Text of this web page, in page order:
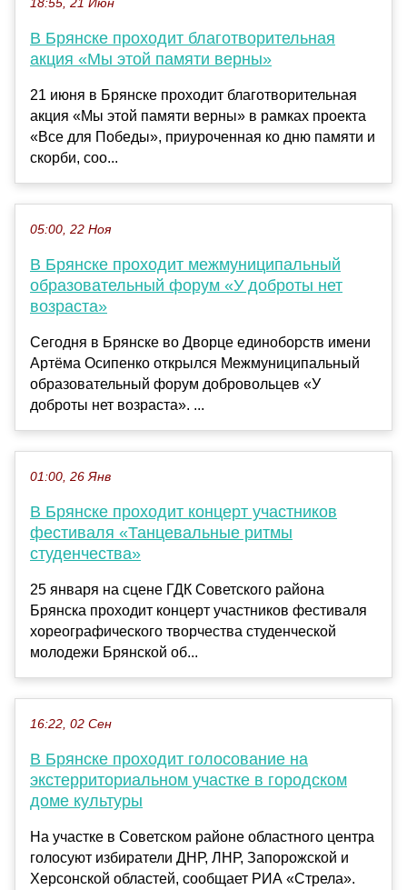
18:55, 21 Июн
В Брянске проходит благотворительная
акция «Мы этой памяти верны»
21 июня в Брянске проходит благотворительная
акция «Мы этой памяти верны» в рамках проекта
«Все для Победы», приуроченная ко дню памяти и
скорби, соо...
05:00, 22 Ноя
В Брянске проходит межмуниципальный
образовательный форум «У доброты нет
возраста»
Сегодня в Брянске во Дворце единоборств имени
Артёма Осипенко открылся Межмуниципальный
образовательный форум добровольцев «У
доброты нет возраста». ...
01:00, 26 Янв
В Брянске проходит концерт участников
фестиваля «Танцевальные ритмы
студенчества»
25 января на сцене ГДК Советского района
Брянска проходит концерт участников фестиваля
хореографического творчества студенческой
молодежи Брянской об...
16:22, 02 Сен
В Брянске проходит голосование на
экстерриториальном участке в городском
доме культуры
На участке в Советском районе областного центра
голосуют избиратели ДНР, ЛНР, Запорожской и
Херсонской областей, сообщает РИА «Стрела».